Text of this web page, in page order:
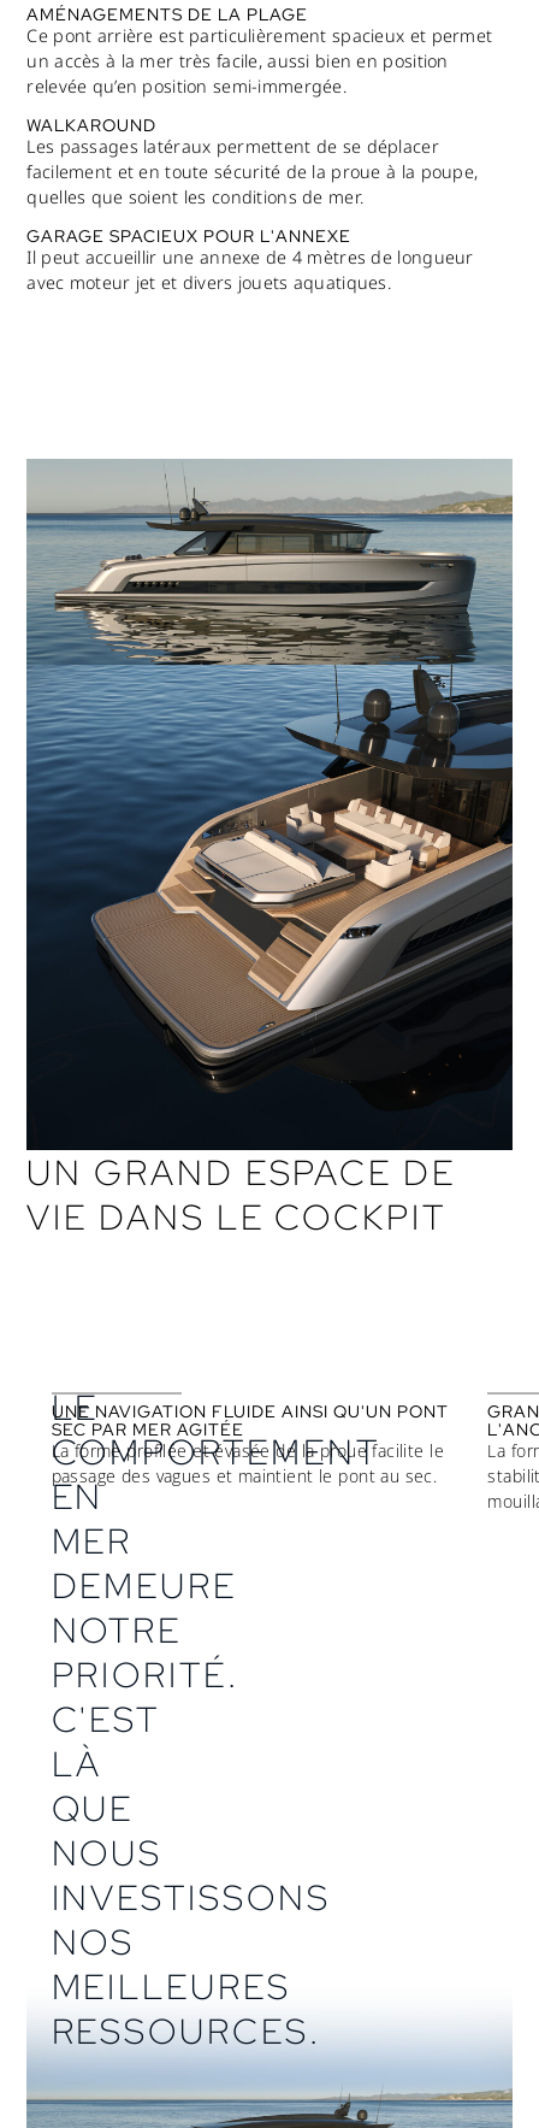
AMÉNAGEMENTS DE LA PLAGE
Ce pont arrière est particulièrement spacieux et permet
un accès à la mer très facile, aussi bien en position
relevée qu’en position semi-immergée.
WALKAROUND
Les passages latéraux permettent de se déplacer
facilement et en toute sécurité de la proue à la poupe,
quelles que soient les conditions de mer.
GARAGE SPACIEUX POUR L'ANNEXE
Il peut accueillir une annexe de 4 mètres de longueur
avec moteur jet et divers jouets aquatiques.
UN GRAND ESPACE DE
VIE DANS LE COCKPIT
LE
COMPORTEMENT
EN
MER
DEMEURE
NOTRE
PRIORITÉ.
C'EST
LÀ
QUE
NOUS
INVESTISSONS
NOS
MEILLEURES
RESSOURCES.
UNE NAVIGATION FLUIDE AINSI QU'UN PONT
SEC PAR MER AGITÉE
La forme profilée et évasée de la proue facilite le
passage des vagues et maintient le pont au sec.
La